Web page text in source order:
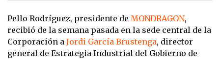
Pello Rodríguez, presidente de MONDRAGON,
recibió de la semana pasada en la sede central de la
Corporación a Jordi García Brustenga, director
general de Estrategia Industrial del Gobierno de